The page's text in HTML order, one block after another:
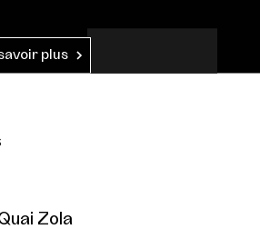
plus
Zola